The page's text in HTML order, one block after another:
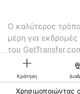
Κράτηση
Χρησιμοποιώντας
Ο καλύτερος
μέρη για εκδρομές
του
ελκυστικές τιμές